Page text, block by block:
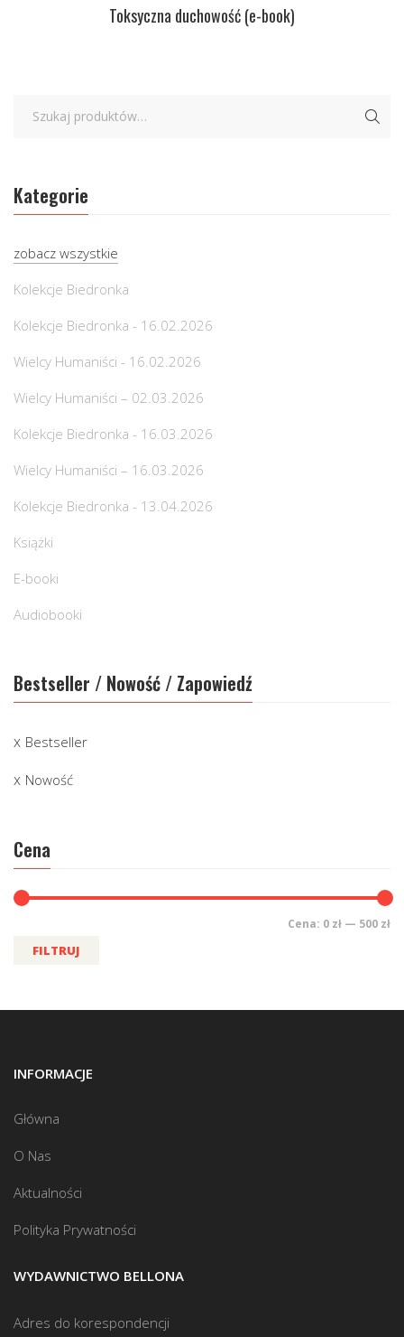
Toksyczna duchowość (e-book)
Kategorie
zobacz wszystkie
Kolekcje Biedronka
Kolekcje Biedronka - 16.02.2026
Wielcy Humaniści - 16.02.2026
Wielcy Humaniści – 02.03.2026
Kolekcje Biedronka - 16.03.2026
Wielcy Humaniści – 16.03.2026
Kolekcje Biedronka - 13.04.2026
Książki
E-booki
Audiobooki
Bestseller / Nowość / Zapowiedź
Bestseller
Nowość
Cena
FILTRUJ
Cena: 0 zł — 500 zł
INFORMACJE
Główna
O Nas
Aktualności
Polityka Prywatności
WYDAWNICTWO BELLONA
Adres do korespondencji